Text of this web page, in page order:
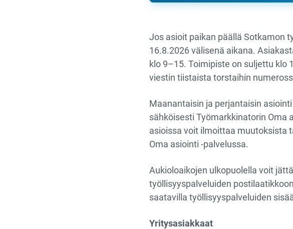
Jos asioit paikan päällä Sotkamon
16.8.2026 välisenä aikana.
klo 9–15. Toimipiste on suljettu klo
viestin tiistaista torstaihin
Maanantaisin ja perjantaisin
sähköisesti Työmarkkinatorin Oma
asioissa voit ilmoittaa muutoksista
Oma asiointi -palvelussa.
Aukioloaikojen ulkopuolella voit
työllisyyspalveluiden
saatavilla työllisyyspalveluiden
Yritysasiakkaat